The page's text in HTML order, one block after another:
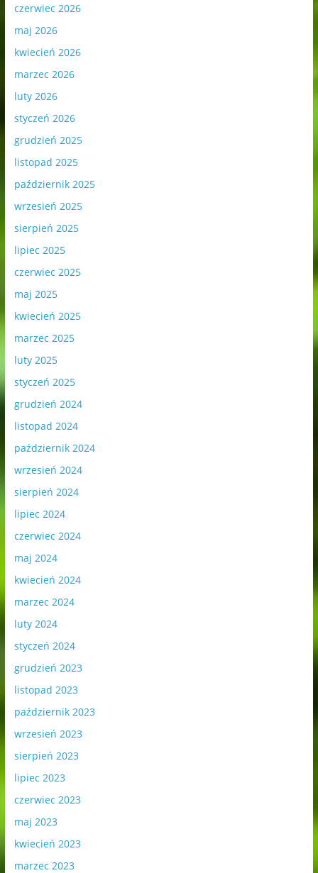
czerwiec 2026
maj 2026
kwiecień 2026
marzec 2026
luty 2026
styczeń 2026
grudzień 2025
listopad 2025
październik 2025
wrzesień 2025
sierpień 2025
lipiec 2025
czerwiec 2025
maj 2025
kwiecień 2025
marzec 2025
luty 2025
styczeń 2025
grudzień 2024
listopad 2024
październik 2024
wrzesień 2024
sierpień 2024
lipiec 2024
czerwiec 2024
maj 2024
kwiecień 2024
marzec 2024
luty 2024
styczeń 2024
grudzień 2023
listopad 2023
październik 2023
wrzesień 2023
sierpień 2023
lipiec 2023
czerwiec 2023
maj 2023
kwiecień 2023
marzec 2023